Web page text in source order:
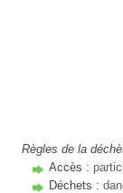
Règles de la
Accès :
Déchets :